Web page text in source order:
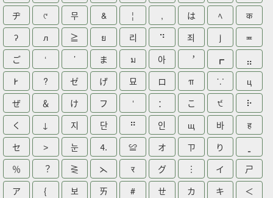
ヂ
୯ 무 & ¦ , は ﾍ
क
ʔ
л ≧ ย 리 ⠙ 죄 j
≖
ご
‘ ’ ま ม 아 ︐ ┏
⣤
Ꭸ
? ゼ げ 묘 ロ π ⸪
ц
ぜ
＆ け フ ʻ ： こ ੯
⠗
く
↓ 지 단 ⠛ 인 щ 바
ह
セ
˃ 눈 ⒋ ≌ オ ㄗ
り
％
︖ ⋛ ⋋ र グ ︙ イ
ㄕ
ア
{ 보 ㄞ # ㄝ カ キ
＜